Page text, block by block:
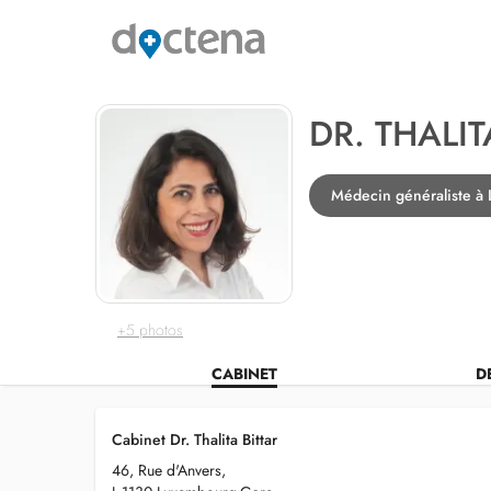
+5 photos
DR.
Médecin généraliste à
CABINET
Cabinet Dr. Thalita Bittar
46, Rue d'Anvers,